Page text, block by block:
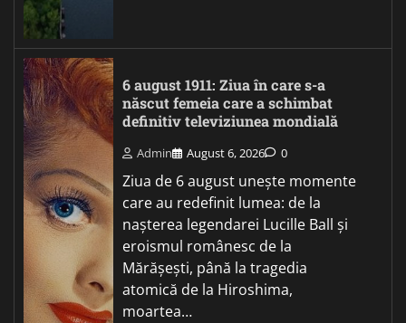
6 august 1911: Ziua în care s-a
născut femeia care a schimbat
definitiv televiziunea mondială
Admin August 6, 2026 0
Ziua de 6 august unește momente
care au redefinit lumea: de la
nașterea legendarei Lucille Ball și
eroismul românesc de la
Mărășești, până la tragedia
atomică de la Hiroshima,
moartea…